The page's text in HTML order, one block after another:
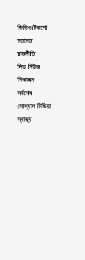
ভিডিও/টকশো
মতামত
রাজনীতি
লিড নিউজ
শিক্ষাঙ্গন
সর্বশেষ
সোস্যাল মিডিয়া
স্বাস্থ্য